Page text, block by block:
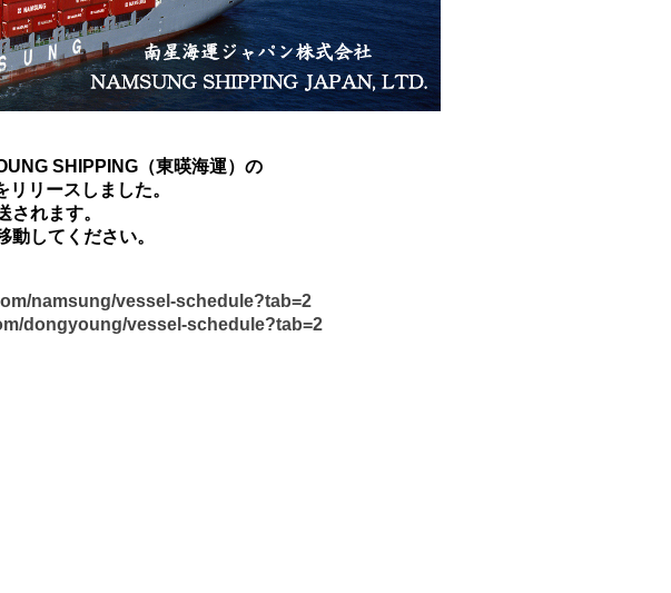
SHIPPING（東暎海運）の
リースしました。
されます。
してください。
namsung/vessel-schedule?tab=2
dongyoung/vessel-schedule?tab=2